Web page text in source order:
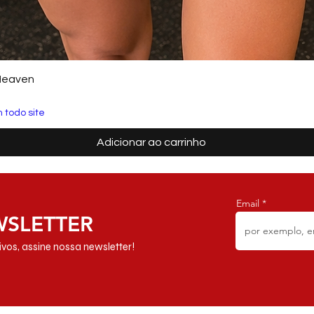
todo site
Adicionar ao carrinho
assine nossa newsletter!
Email